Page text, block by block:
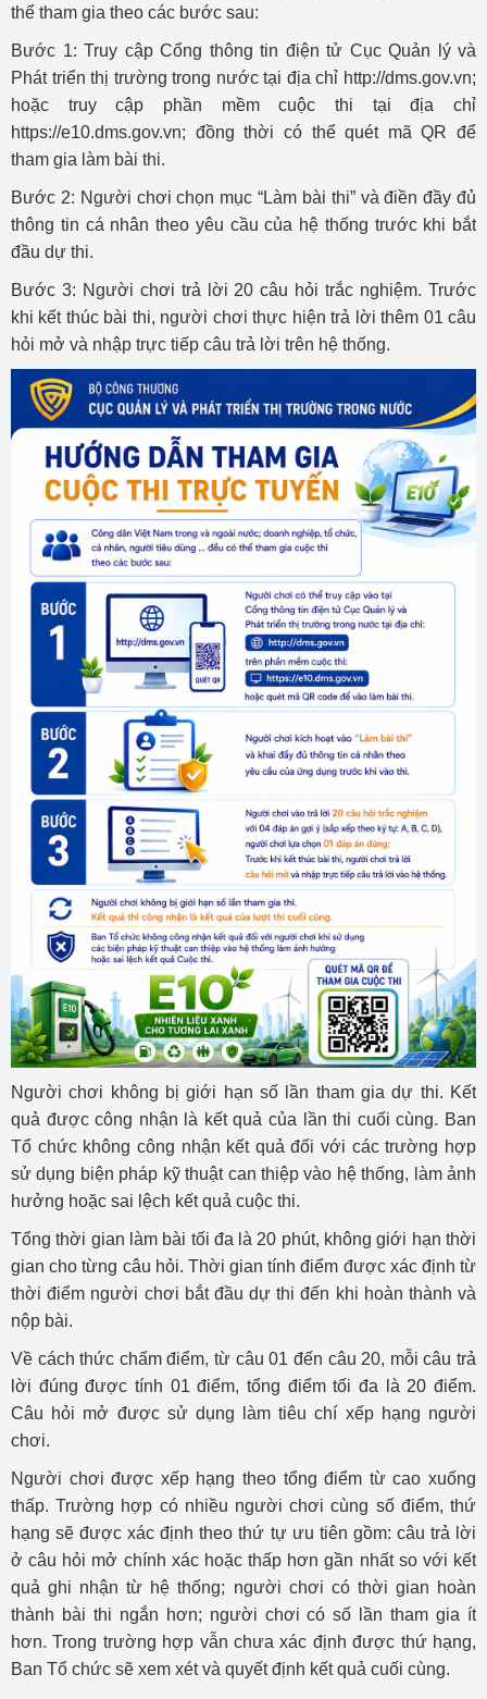
thể tham gia theo các bước sau:
Bước 1: Truy cập Cổng thông tin điện tử Cục Quản lý và
Phát triển thị trường trong nước tại địa chỉ http://dms.gov.vn;
hoặc truy cập phần mềm cuộc thi tại địa chỉ
https://e10.dms.gov.vn; đồng thời có thể quét mã QR để
tham gia làm bài thi.
Bước 2: Người chơi chọn mục “Làm bài thi” và điền đầy đủ
thông tin cá nhân theo yêu cầu của hệ thống trước khi bắt
đầu dự thi.
Bước 3: Người chơi trả lời 20 câu hỏi trắc nghiệm. Trước
khi kết thúc bài thi, người chơi thực hiện trả lời thêm 01 câu
hỏi mở và nhập trực tiếp câu trả lời trên hệ thống.
Người chơi không bị giới hạn số lần tham gia dự thi. Kết
quả được công nhận là kết quả của lần thi cuối cùng. Ban
Tổ chức không công nhận kết quả đối với các trường hợp
sử dụng biện pháp kỹ thuật can thiệp vào hệ thống, làm ảnh
hưởng hoặc sai lệch kết quả cuộc thi.
Tổng thời gian làm bài tối đa là 20 phút, không giới hạn thời
gian cho từng câu hỏi. Thời gian tính điểm được xác định từ
thời điểm người chơi bắt đầu dự thi đến khi hoàn thành và
nộp bài.
Về cách thức chấm điểm, từ câu 01 đến câu 20, mỗi câu trả
lời đúng được tính 01 điểm, tổng điểm tối đa là 20 điểm.
Câu hỏi mở được sử dụng làm tiêu chí xếp hạng người
chơi.
Người chơi được xếp hạng theo tổng điểm từ cao xuống
thấp. Trường hợp có nhiều người chơi cùng số điểm, thứ
hạng sẽ được xác định theo thứ tự ưu tiên gồm: câu trả lời
ở câu hỏi mở chính xác hoặc thấp hơn gần nhất so với kết
quả ghi nhận từ hệ thống; người chơi có thời gian hoàn
thành bài thi ngắn hơn; người chơi có số lần tham gia ít
hơn. Trong trường hợp vẫn chưa xác định được thứ hạng,
Ban Tổ chức sẽ xem xét và quyết định kết quả cuối cùng.